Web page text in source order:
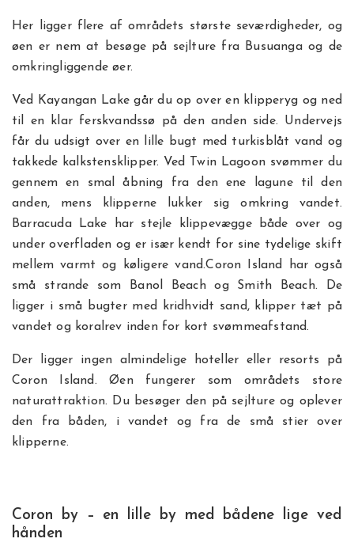
Her ligger flere af områdets største seværdigheder, og
øen er nem at besøge på sejlture fra Busuanga og de
omkringliggende øer.
Ved Kayangan Lake går du op over en klipperyg og ned
til en klar ferskvandssø på den anden side. Undervejs
får du udsigt over en lille bugt med turkisblåt vand og
takkede kalkstensklipper. Ved Twin Lagoon svømmer du
gennem en smal åbning fra den ene lagune til den
anden, mens klipperne lukker sig omkring vandet.
Barracuda Lake har stejle klippevægge både over og
under overfladen og er især kendt for sine tydelige skift
mellem varmt og køligere vand.Coron Island har også
små strande som Banol Beach og Smith Beach. De
ligger i små bugter med kridhvidt sand, klipper tæt på
vandet og koralrev inden for kort svømmeafstand.
Der ligger ingen almindelige hoteller eller resorts på
Coron Island. Øen fungerer som områdets store
naturattraktion. Du besøger den på sejlture og oplever
den fra båden, i vandet og fra de små stier over
klipperne.
Coron by – en lille by med bådene lige ved
hånden